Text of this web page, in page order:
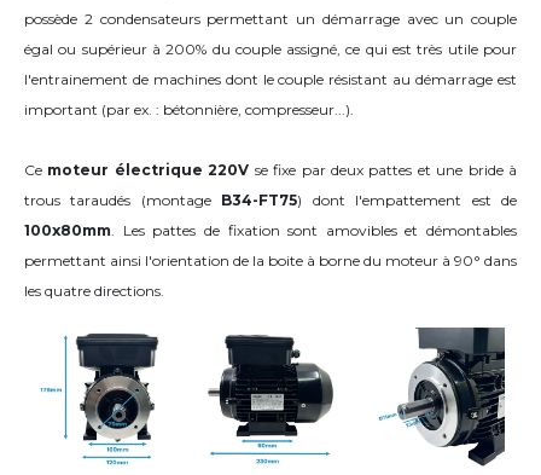
possède 2 condensateurs permettant un démarrage avec un couple
égal ou supérieur à 200% du couple assigné, ce qui est très utile pour
l'entrainement de machines dont le couple résistant au démarrage est
important (par ex. : bétonnière, compresseur...).
Ce moteur électrique 220V se fixe par deux pattes et une bride à
trous taraudés (montage B34-FT75) dont l'empattement est de
100x80mm. Les pattes de fixation sont amovibles et démontables
permettant ainsi l'orientation de la boite à borne du moteur à 90° dans
les quatre directions.